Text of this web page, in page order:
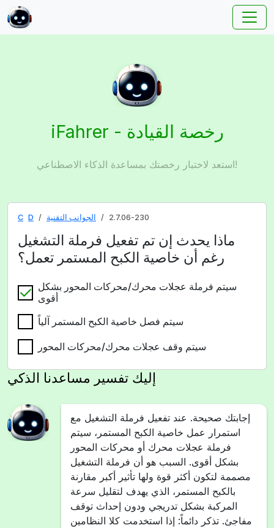
iFahrer - رخصة القيادة
استعد لاختبار رخصتك بمساعدة الذكاء الاصطناعي!
C D الجوانب التقنية 2.7.06-230
ماذا يحدث إن تم تفعيل فرملة التشغيل
رغم أن خاصية الكبح المستمر تعمل؟
سيتم فرملة عجلات محرك/محركات المحور بشكل
أقوى
سيتم فصل خاصية الكبح المستمر آلياً
سيتم وقف عجلات محرك/محركات المحور
إليك تفسير مساعدنا الذكي
إجابتك صحيحة. عند تفعيل فرملة التشغيل مع
استمرار عمل خاصية الكبح المستمر، سيتم
فرملة عجلات محرك أو محركات المحور
بشكل أقوى. السبب هو أن فرملة التشغيل
مصممة لتكون أكثر قوة ولها تأثير أكبر مقارنة
بالكبح المستمر، الذي يهدف لتقليل سرعة
المركبة بشكل تدريجي ودون إحداث توقف
مفاجئ. تذكر دائماً: إذا استخدمت كلا النظامين